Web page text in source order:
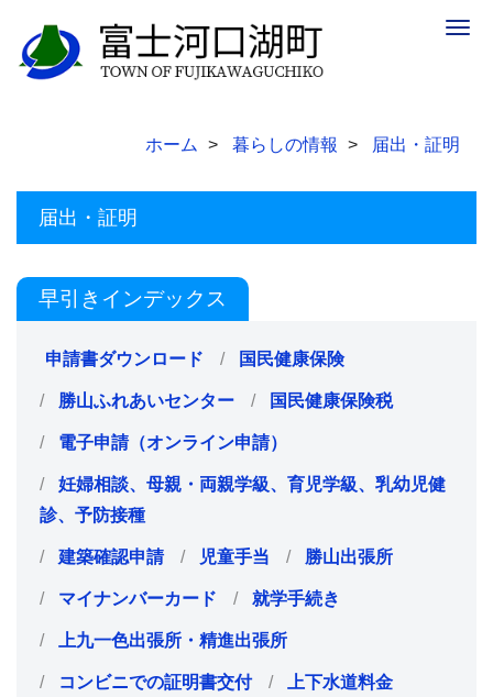
ホーム 暮らしの情報 届出・証明
届出・証明
早引きインデックス
申請書ダウンロード 国民健康保険
勝山ふれあいセンター 国民健康保険税
電子申請（オンライン申請）
妊婦相談、母親・両親学級、育児学級、乳幼児健
診、予防接種
建築確認申請 児童手当 勝山出張所
マイナンバーカード 就学手続き
上九一色出張所・精進出張所
コンビニでの証明書交付 上下水道料金